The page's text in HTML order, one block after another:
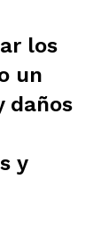
los
un
daños
y